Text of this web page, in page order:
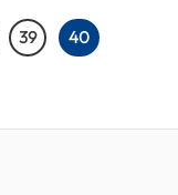
39 40